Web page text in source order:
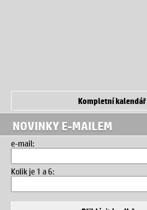
Kompletní kalendář
NOVINKY E-MAILEM
e-mail:
Kolik je 1 a 6: